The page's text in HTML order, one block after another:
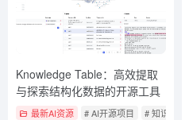
Knowledge Table：高效提取
与探索结构化数据的开源工具
最新AI资源 # AI开源项目 # 知识图谱